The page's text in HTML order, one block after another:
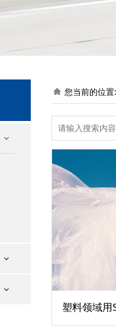
您当前的位置:
塑料领域用